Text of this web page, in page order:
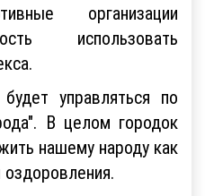
организации
использовать
управляться по
В целом городок
нашему народу как